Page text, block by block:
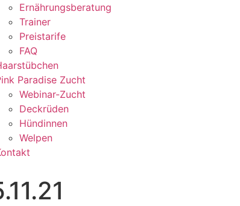
Ernährungsberatung
Trainer
Preistarife
FAQ
Paradise Zucht
Webinar-Zucht
Deckrüden
Hündinnen
Welpen